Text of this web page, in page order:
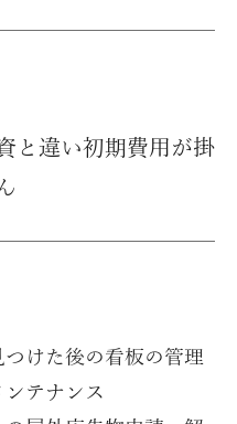
と違い初期費用が掛
つけた後の看板の管理
テナンス